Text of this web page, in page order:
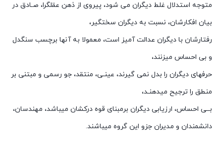
متوجه استدلال غلط دیگران می شود، پیروی از ذهن عقلگرا، صـادق در
بیان افکارشان، نسبت به دیگران سختگیر،
رفتارشان با دیگران عدالت آمیز است، معمولا به آنها برچسب سنگدل
و بی احساس میزنند،
حرفهای دیگران را بدل نمی گیرند، عینـی، منتقد، جو رسمی و مبتنی بر
منطق را ترجیح میدهنـد،
بــی احساس، ارزیابی دیگران برمبنای قوه درکشان میباشد، مهندسان،
دانشمندان و مدیران جزو این گروه میباشند.